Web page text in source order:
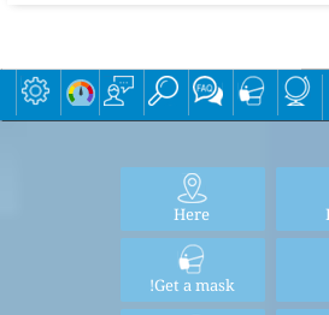
Here
Get a mask!